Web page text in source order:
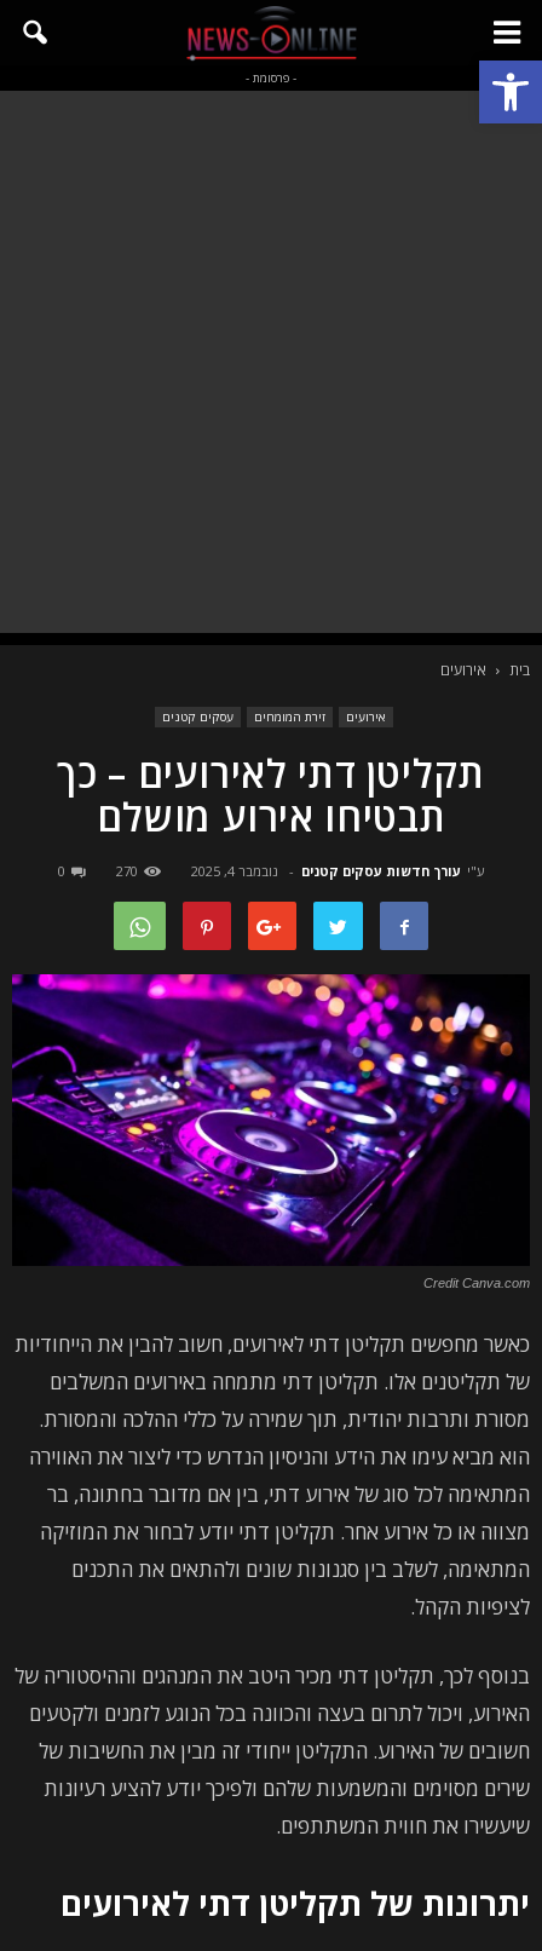
פתח סרגל נגישות - פרסומת -
בית אירועים
אירועים זירת המומחים עסקים קטנים
תקליטן דתי לאירועים – כך
תבטיחו אירוע מושלם
ע"י עורך חדשות עסקים קטנים - נובמבר 4, 2025 270
0
Credit Canva.com
כאשר מחפשים תקליטן דתי לאירועים, חשוב להבין את הייחודיות
של תקליטנים אלו. תקליטן דתי מתמחה באירועים המשלבים
מסורת ותרבות יהודית, תוך שמירה על כללי ההלכה והמסורת.
הוא מביא עימו את הידע והניסיון הנדרש כדי ליצור את האווירה
המתאימה לכל סוג של אירוע דתי, בין אם מדובר בחתונה, בר
מצווה או כל אירוע אחר. תקליטן דתי יודע לבחור את המוזיקה
המתאימה, לשלב בין סגנונות שונים ולהתאים את התכנים
לציפיות הקהל.
בנוסף לכך, תקליטן דתי מכיר היטב את המנהגים וההיסטוריה של
האירוע, ויכול לתרום בעצה והכוונה בכל הנוגע לזמנים ולקטעים
חשובים של האירוע. התקליטן ייחודי זה מבין את החשיבות של
שירים מסוימים והמשמעות שלהם ולפיכך יודע להציע רעיונות
שיעשירו את חווית המשתתפים.
יתרונות של תקליטן דתי לאירועים